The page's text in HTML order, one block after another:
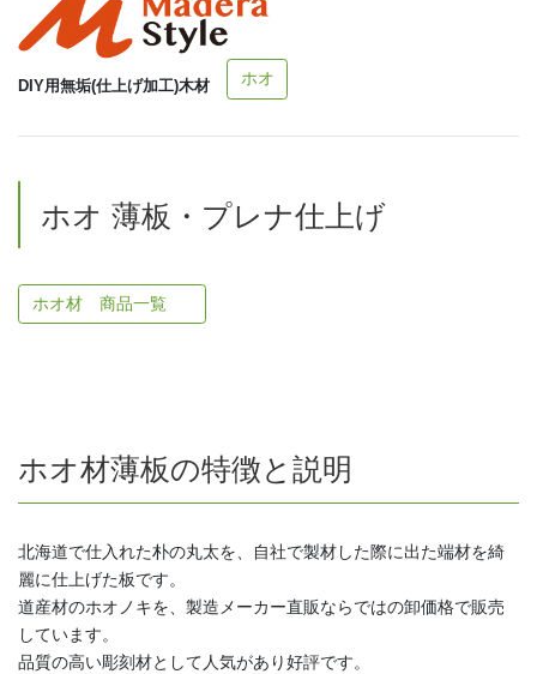
DIY用無垢(仕上げ加工)木材 ホオ
ホオ 薄板・プレナ仕上げ
ホオ材 商品一覧
ホオ材薄板の特徴と説明
北海道で仕入れた朴の丸太を、自社で製材した際に出た端材を綺
麗に仕上げた板です。
道産材のホオノキを、製造メーカー直販ならではの卸価格で販売
しています。
品質の高い彫刻材として人気があり好評です。